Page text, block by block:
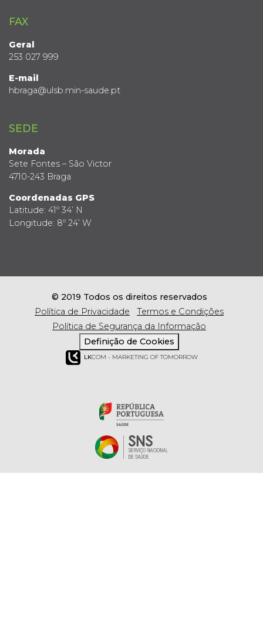
FAX
Geral
253 027 999
E-mail
hbraga@ulsb.min-saude.pt
SEDE
Morada
Sete Fontes – São Victor
4710-243 Braga
Coordenadas GPS
Latitude: 41º 34’ N
Longitude: 8º 24’ W
© 2019 Todos os direitos reservados
Política de Privacidade
Termos e Condições
Política de Segurança da Informação
Definição de Cookies
LKCOM - MARKETING OF TOMORROW